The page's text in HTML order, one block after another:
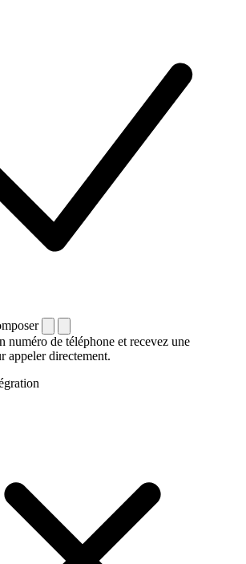
numéro de téléphone et recevez une
appeler directement.